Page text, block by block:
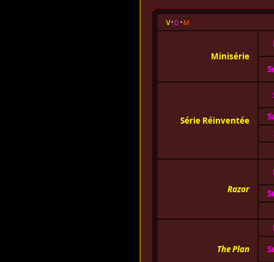
v d m
Minisérie
Série Réinventée
Razor
The Plan